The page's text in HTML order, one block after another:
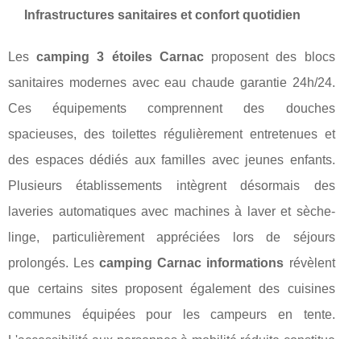
Infrastructures sanitaires et confort quotidien
Lescamping 3 étoiles Carnacproposent des blocs
sanitaires modernes avec eau chaude garantie 24h/24.
Ces équipements comprennent des douches
spacieuses, des toilettes régulièrement entretenues et
des espaces dédiés aux familles avec jeunes enfants.
Plusieurs établissements intègrent désormais des
laveries automatiques avec machines à laver et sèche-
linge, particulièrement appréciées lors de séjours
prolongés. Lescamping Carnac informations révèlent
que certains sites proposent également des cuisines
communes équipées pour les campeurs en tente.